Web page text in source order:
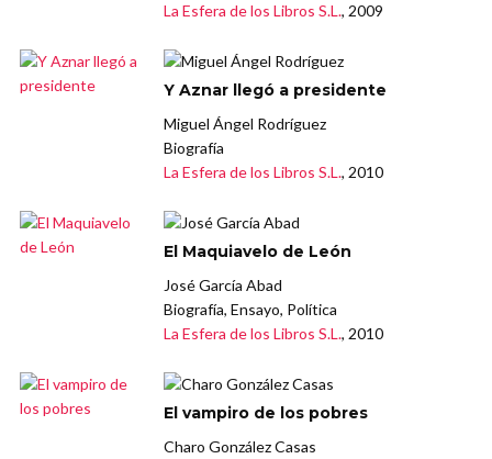
La Esfera de los Libros S.L., 2009
Y Aznar llegó a presidente
Miguel Ángel Rodríguez
Biografía
La Esfera de los Libros S.L., 2010
El Maquiavelo de León
José García Abad
Biografía, Ensayo, Política
La Esfera de los Libros S.L., 2010
El vampiro de los pobres
Charo González Casas